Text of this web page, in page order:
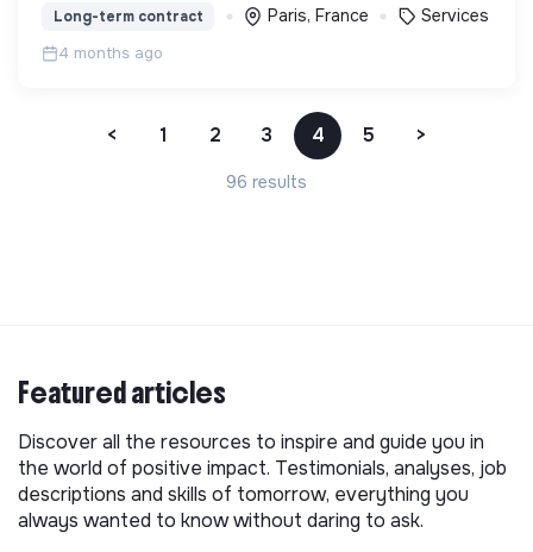
Long-term contract
Paris, France Services
4 months ago
< 1 2 3 4 5 >
96 results
Featured articles
Discover all the resources to inspire and guide you in
the world of positive impact. Testimonials, analyses, job
descriptions and skills of tomorrow, everything you
always wanted to know without daring to ask.